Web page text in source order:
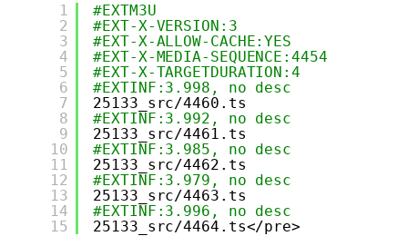
1
2
3
4
5
6
7
8
9
10
11
12
13
14
15
#EXTM3U
#EXT-X-VERSION:3
#EXT-X-ALLOW-CACHE:YES
#EXT-X-MEDIA-SEQUENCE:4454
#EXT-X-TARGETDURATION:4
#EXTINF:3.998, no desc
25133_src/4460 .ts
#EXTINF:3.992, no desc
25133_src/4461 .ts
#EXTINF:3.985, no desc
25133_src/4462 .ts
#EXTINF:3.979, no desc
25133_src/4463 .ts
#EXTINF:3.996, no desc
25133_src/4464 .ts</pre>